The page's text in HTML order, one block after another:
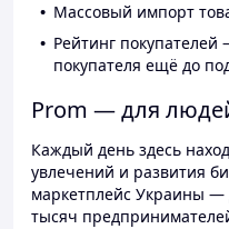
Массовый импорт
Рейтинг
покупателя ещё до
Prom — для
Каждый день здесь
увлечений и развития
маркетплейс Украины —
тысяч